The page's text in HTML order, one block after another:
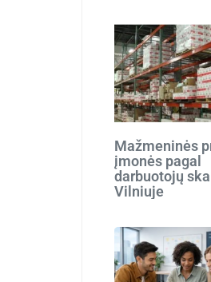
Mažmeninės
įmonės pagal
darbuotojų
Vilniuje